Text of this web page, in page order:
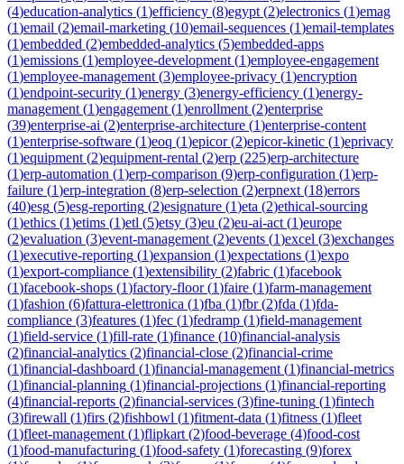
(4)education-analytics (1)efficiency (8)egypt (2)electronics (1)emag
(1)email (2)email-marketing (10)email-sequences (1)email-templates
(1)embedded (2)embedded-analytics (5)embedded-apps
(1)emissions (1)employee-development (1)employee-engagement
(1)employee-management (3)employee-privacy (1)encryption
(1)endpoint-security (1)energy (3)energy-efficiency (1)energy-
management (1)engagement (1)enrollment (2)enterprise
(39)enterprise-ai (2)enterprise-architecture (1)enterprise-content
(1)enterprise-software (1)eoq (1)epicor(2)epicor-kinetic (1)eprivacy
(1)equipment (2)equipment-rental (2)erp (225)erp-architecture
(1)erp-automation (1)erp-comparison (9)erp-configuration (1)erp-
failure (1)erp-integration (8)erp-selection (2)erpnext (18)errors
(40)esg (5)esg-reporting (2)esignature (1)eta (2)ethical-sourcing
(1)ethics (1)etims (1)etl (5)etsy (3)eu (2)eu-ai-act (1)europe
(2)evaluation (3)event-management (2)events (1)excel (3)exchanges
(1)executive-reporting (1)expansion (1)expectations (1)expo
(1)export-compliance (1)extensibility (2)fabric (1)facebook
(1)facebook-shops (1)factory-floor(1)faire (1)farm-management
(1)fashion (6)fattura-elettronica (1)fba (1)fbr(2)fda (1)fda-
compliance (3)features (1)fec (1)fedramp (1)field-management
(1)field-service (1)fill-rate (1)finance (10)financial-analysis
(2)financial-analytics (2)financial-close (2)financial-crime
(1)financial-dashboard (1)financial-management (1)financial-metrics
(1)financial-planning (1)financial-projections (1)financial-reporting
(4)financial-reports (2)financial-services (3)fine-tuning (1)fintech
(3)firewall (1)firs (2)fishbowl (1)fitment-data (1)fitness (1)fleet
(1)fleet-management (1)flipkart (2)food-beverage (4)food-cost
(1)food-manufacturing (1)food-safety (1)forecasting (9)forex